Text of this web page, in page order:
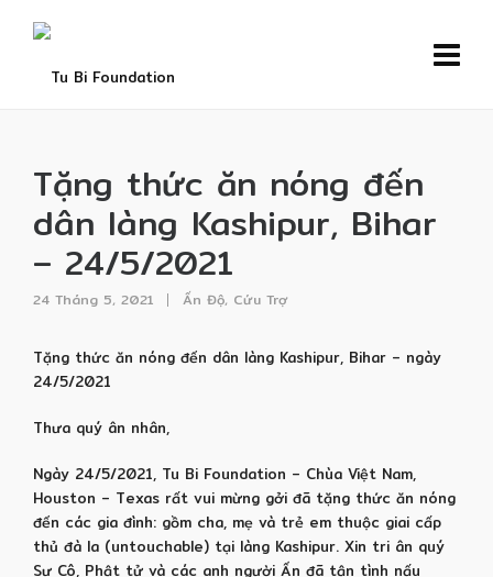
Tặng thức ăn nóng đến
dân làng Kashipur, Bihar
– 24/5/2021
24 Tháng 5, 2021 Ấn Độ, Cứu Trợ
Tặng thức ăn nóng đến dân làng Kashipur, Bihar – ngày
24/5/2021
Thưa quý ân nhân,
Ngày 24/5/2021, Tu Bi Foundation – Chùa Việt Nam,
Houston – Texas rất vui mừng gởi đã tặng thức ăn nóng
đến các gia đình: gồm cha, mẹ và trẻ em thuộc giai cấp
thủ đà la (untouchable) tại làng Kashipur. Xin tri ân quý
Sư Cô, Phật tử và các anh người Ấn đã tận tình nấu